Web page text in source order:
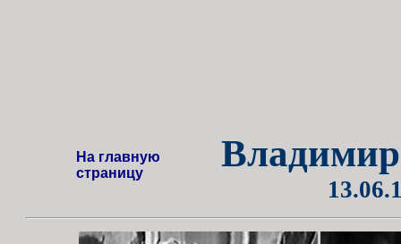
На главную
страницу